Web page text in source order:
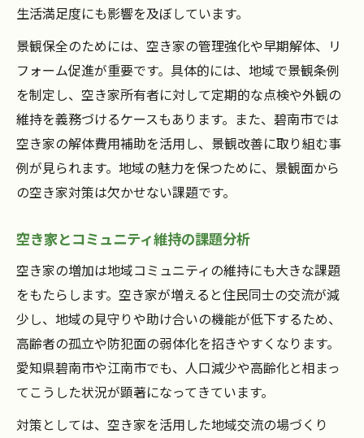
生活満足度にも影響を及ぼしています。
景観保全のためには、空き家の管理強化や早期解体、リ
フォーム促進が重要です。具体的には、地域で景観条例
を制定し、空き家所有者に対して定期的な点検や外観の
維持を義務づけるケースもあります。また、碧南市では
空き家の解体費用補助を活用し、景観改善に取り組む事
例が見られます。地域の魅力を保つために、景観面から
の空き家対策は欠かせない課題です。
空き家とコミュニティ維持の課題分析
空き家の増加は地域コミュニティの維持にも大きな課題
をもたらします。空き家が増えると住民同士の交流が減
少し、地域の見守りや助け合いの機能が低下するため、
高齢者の孤立や防犯面の弱体化を招きやすくなります。
愛知県碧南市や江南市でも、人口減少や高齢化と相まっ
てこうした状況が顕著になってきています。
対策としては、空き家を活用した地域交流の場づくり